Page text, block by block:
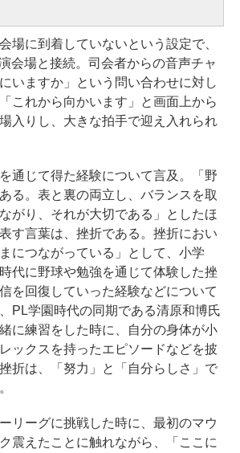
場に到着していないという設定で、
会場と接続。司会者からの音声チャ
いますか」という問い合わせに対し
これから向かいます」と画面上から
入りし、大きな拍手で迎え入れられ
通じて得た経験について言及。「野
る。表と裏の両立し、バランスを取
がり、それが大切である」としたほ
す言葉は、挫折である。挫折におい
につながっている」として、小学
代に野球や勉強を通じて体験した挫
を回復していった経験などについて
PL学園時代の同期である清原和博氏
に練習をした時に、自分の身体が小
ックスを持ったエピソードなどを披
折は、「努力」と「自分らしさ」で
リーグに挑戦した時に、最初のマウ
震えたことに触れながら、「ここに